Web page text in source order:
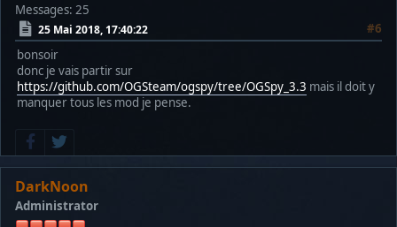
Messages: 25
25 Mai 2018, 17:40:22
#6
bonsoir
donc je vais partir sur
https://github.com/OGSteam/ogspy/tree/OGSpy_3.3 mais il doit y
manquer tous les mod je pense.
DarkNoon
Administrator